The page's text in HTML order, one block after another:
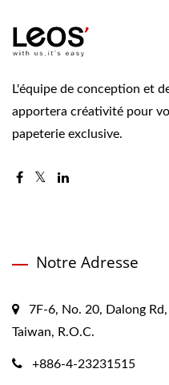
L'équipe de conception et
apportera créativité pour
papeterie exclusive.
Notre Adresse
7F-6, No. 20, Dalong
Taiwan, R.O.C.
+886-4-23231515